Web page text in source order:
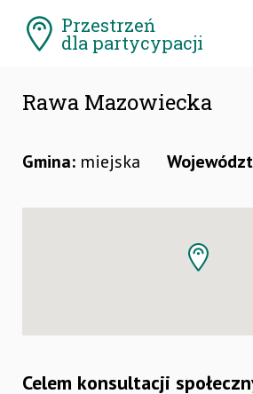
menu
Przestrzeń
dla partycypacji
Rawa Mazowiecka
Gmina: miejska
Celem konsultacji